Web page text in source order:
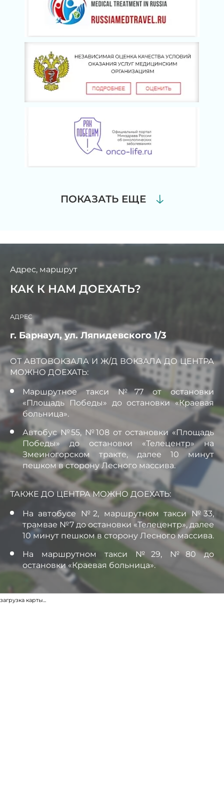
ПОКАЗАТЬ ЕЩЕ
Адрес, маршрут
КАК К НАМ ДОЕХАТЬ?
АДРЕС
г. Барнаул, ул. Ляпидевского 1/3
ОТ АВТОВОКЗАЛА И Ж/Д ВОКЗАЛА ДО ЦЕНТРА
МОЖНО ДОЕХАТЬ:
Маршрутное такси №77 от остановки
«Площадь Победы» до остановки «Краевая
больница».
Автобус №55, №108 от остановки «Площадь
Победы» до остановки «Телецентр» на
Змеиногорском тракте, далее 10 минут
пешком в сторону Лесного массива.
ТАКЖЕ ДО ЦЕНТРА МОЖНО ДОЕХАТЬ:
На автобусе №2, маршрутном такси №33,
трамвае №7 до остановки «Телецентр», далее
10 минут пешком в сторону Лесного массива.
На маршрутном такси №29, №80 до
остановки «Краевая больница».
загрузка карты...